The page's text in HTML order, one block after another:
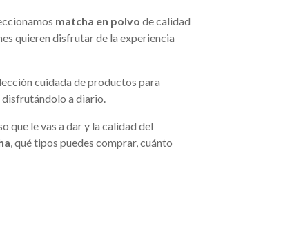
matcha en polvo de calidad
quieren disfrutar de la experiencia
cuidada de productos para
disfrutándolo a diario.
que le vas a dar y la calidad del
, qué tipos puedes comprar, cuánto